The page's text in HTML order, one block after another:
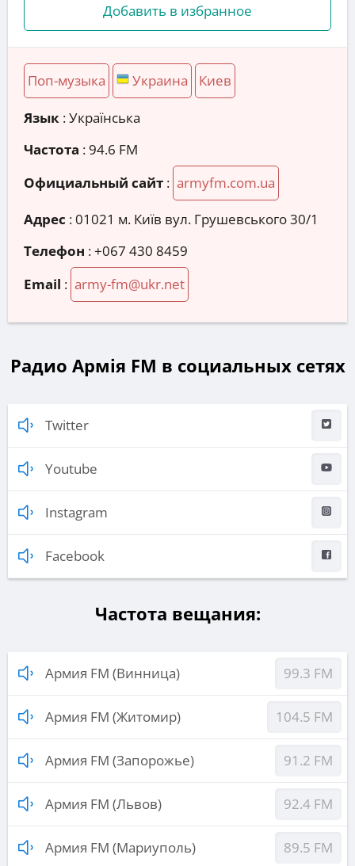
Добавить в избранное
Поп-музыка Украина Киев
Язык : Українська
Частота : 94.6 FM
Официальный сайт : armyfm.com.ua
Адрес :01021 м. Київ вул. Грушевського 30/1
Телефон :+067 430 8459
Email : army-fm@ukr.net
Радио Армія FM в социальных сетях
Twitter
Youtube
Instagram
Facebook
Частота вещания:
Армия FM (Винница) 99.3 FM
Армия FM (Житомир) 104.5 FM
Армия FM (Запорожье) 91.2 FM
Армия FM (Львов) 92.4 FM
Армия FM (Мариуполь) 89.5 FM